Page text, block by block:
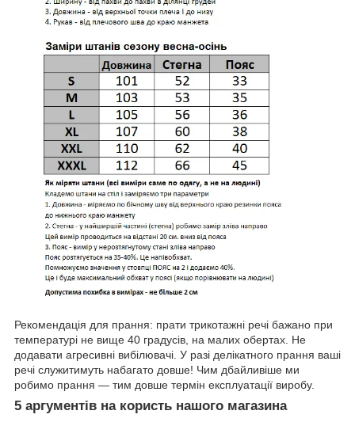
Рекомендація для прання: прати трикотажні речі бажано при
температурі не вище 40 градусів, на малих обертах. Не
додавати агресивні вибілювачі. У разі делікатного прання ваші
речі служитимуть набагато довше! Чим дбайливіше ми
робимо прання — тим довше термін експлуатації виробу.
5 аргументів на користь нашого магазина